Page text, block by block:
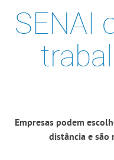
SENAI
Empresas podem
distância e são